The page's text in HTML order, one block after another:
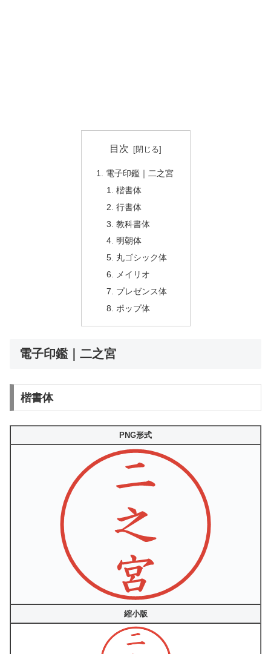
目次
電子印鑑｜二之宮
楷書体
行書体
教科書体
明朝体
丸ゴシック体
メイリオ
プレゼンス体
ポップ体
電子印鑑｜二之宮
楷書体
PNG形式
縮小版